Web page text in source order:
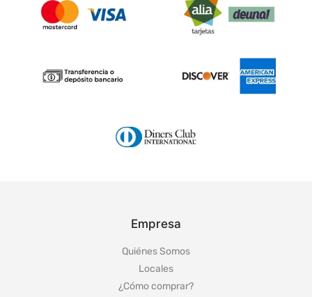
Empresa
Quiénes Somos
Locales
¿Cómo comprar?